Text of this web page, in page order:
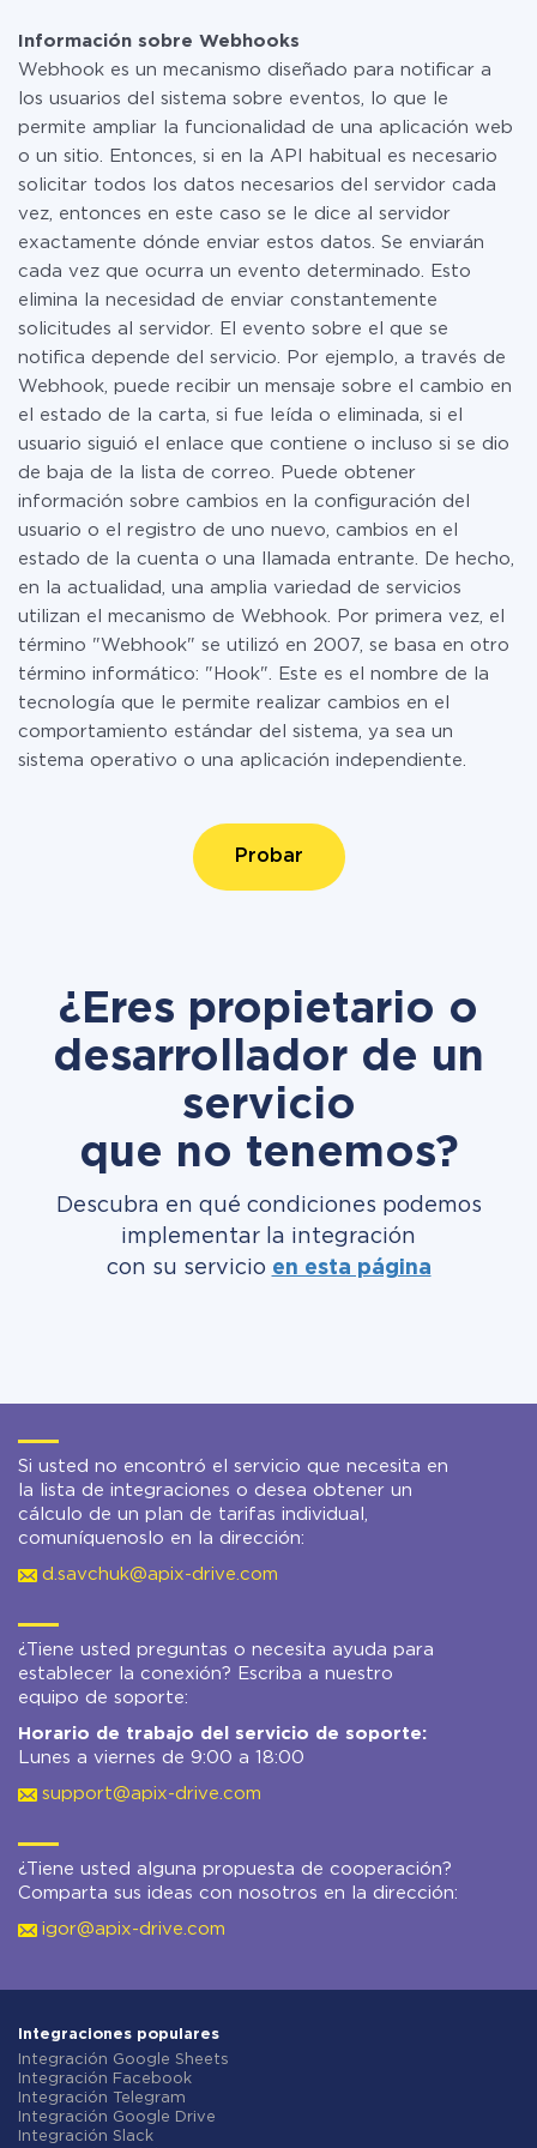
manera segura un plan de tarifa gratuita o cambiar a
uno de pago, si es necesario. Más detalles sobre
tarifas.
Información sobre Webhooks
Webhook es un mecanismo diseñado para notificar a
los usuarios del sistema sobre eventos, lo que le
permite ampliar la funcionalidad de una aplicación web
o un sitio. Entonces, si en la API habitual es necesario
solicitar todos los datos necesarios del servidor cada
vez, entonces en este caso se le dice al servidor
exactamente dónde enviar estos datos. Se enviarán
cada vez que ocurra un evento determinado. Esto
elimina la necesidad de enviar constantemente
solicitudes al servidor. El evento sobre el que se
notifica depende del servicio. Por ejemplo, a través de
Webhook, puede recibir un mensaje sobre el cambio en
el estado de la carta, si fue leída o eliminada, si el
usuario siguió el enlace que contiene o incluso si se dio
de baja de la lista de correo. Puede obtener
información sobre cambios en la configuración del
usuario o el registro de uno nuevo, cambios en el
estado de la cuenta o una llamada entrante. De hecho,
en la actualidad, una amplia variedad de servicios
utilizan el mecanismo de Webhook. Por primera vez, el
término "Webhook" se utilizó en 2007, se basa en otro
término informático: "Hook". Este es el nombre de la
tecnología que le permite realizar cambios en el
comportamiento estándar del sistema, ya sea un
sistema operativo o una aplicación independiente.
Probar
¿Eres propietario o
desarrollador de un
servicio
que no tenemos?
Descubra en qué condiciones podemos
implementar la integración
con su servicio en esta página
Si usted no encontró el servicio que necesita en
la lista de integraciones o desea obtener un
cálculo de un plan de tarifas individual,
comuníquenoslo en la dirección:
d.savchuk@apix-drive.com
¿Tiene usted preguntas o necesita ayuda para
establecer la conexión? Escriba a nuestro
equipo de soporte:
Horario de trabajo del servicio de soporte:
Lunes a viernes de 9:00 a 18:00
support@apix-drive.com
¿Tiene usted alguna propuesta de cooperación?
Comparta sus ideas con nosotros en la dirección:
igor@apix-drive.com
Integraciones populares
Integración Google Sheets
Integración Facebook
Integración Telegram
Integración Google Drive
Integración Slack